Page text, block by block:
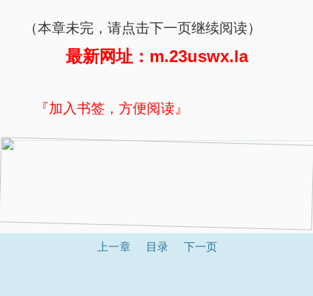
（本章未完，请点击下一页继续阅读）
最新网址：m.23uswx.la
『加入书签，方便阅读』
上一章 目录 下一页